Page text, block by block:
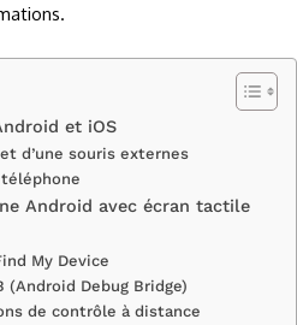
et iOS
d’une souris externes
Android avec écran tactile
My Device
(Android Debug Bridge)
de contrôle à distance